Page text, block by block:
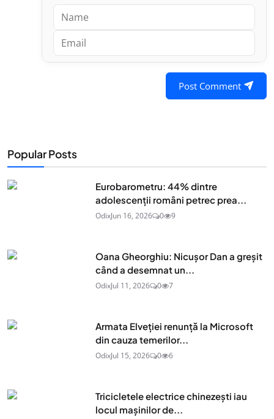
Post Comment
Popular Posts
Eurobarometru: 44% dintre
adolescenţii români petrec prea...
OdixJun 16, 2026 0 9
Oana Gheorghiu: Nicușor Dan a greșit
când a desemnat un...
OdixJul 11, 2026 0 7
Armata Elveției renunță la Microsoft
din cauza temerilor...
OdixJul 15, 2026 0 6
Tricicletele electrice chinezești iau
locul mașinilor de...